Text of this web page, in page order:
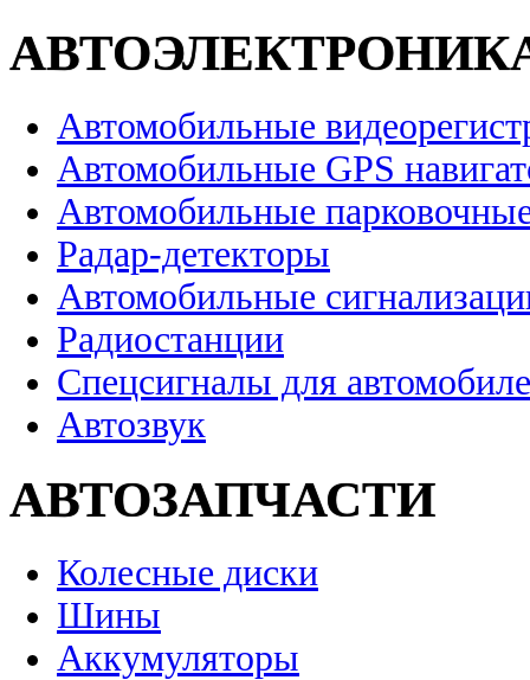
Автомобильные
Автомобильные GPS
Автомобильные
Радар-детекторы
Автомобильные
Радиостанции
Спецсигналы для
Автозвук
АВТОЗАПЧАСТИ
Колесные диски
Шины
Аккумуляторы